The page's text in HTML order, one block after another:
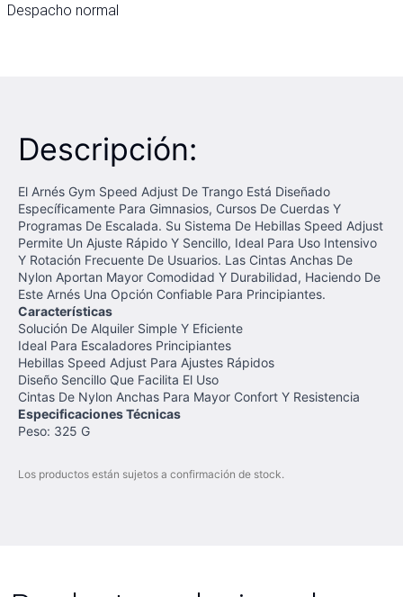
Despacho normal
Descripción:
El Arnés Gym Speed Adjust De Trango Está Diseñado
Específicamente Para Gimnasios, Cursos De Cuerdas Y
Programas De Escalada. Su Sistema De Hebillas Speed Adjust
Permite Un Ajuste Rápido Y Sencillo, Ideal Para Uso Intensivo
Y Rotación Frecuente De Usuarios. Las Cintas Anchas De
Nylon Aportan Mayor Comodidad Y Durabilidad, Haciendo De
Este Arnés Una Opción Confiable Para Principiantes.
Características
Solución De Alquiler Simple Y Eficiente
Ideal Para Escaladores Principiantes
Hebillas Speed Adjust Para Ajustes Rápidos
Diseño Sencillo Que Facilita El Uso
Cintas De Nylon Anchas Para Mayor Confort Y Resistencia
Especificaciones Técnicas
Peso: 325 G
Los productos están sujetos a confirmación de stock.